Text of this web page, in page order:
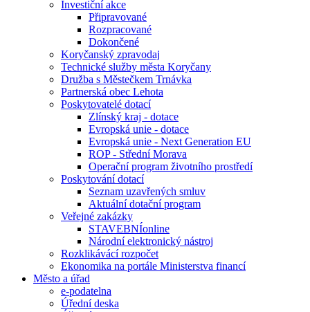
Investiční akce
Připravované
Rozpracované
Dokončené
Koryčanský zpravodaj
Technické služby města Koryčany
Družba s Městečkem Trnávka
Partnerská obec Lehota
Poskytovatelé dotací
Zlínský kraj - dotace
Evropská unie - dotace
Evropská unie - Next Generation EU
ROP - Střední Morava
Operační program životního prostředí
Poskytování dotací
Seznam uzavřených smluv
Aktuální dotační program
Veřejné zakázky
STAVEBNÍonline
Národní elektronický nástroj
Rozklikávácí rozpočet
Ekonomika na portále Ministerstva financí
Město a úřad
e-podatelna
Úřední deska